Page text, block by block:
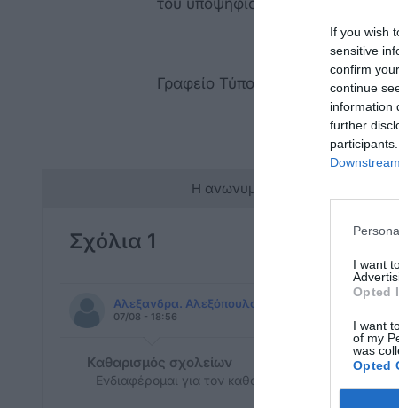
If you wish
sensitive
confirm
continue
information
further
I want
Opted
I want
of my
was
Opted
του υποψηφίου.
Γραφείο Τύπου
Η ανωνυμία είναι το καλύτερο
Σχόλια 1
Αλεξανδρα. Αλεξόπουλου
07/08 - 18:56
Καθαρισμός σχολείων
Ενδιαφέρομαι για τον καθαρισμό σχολειων